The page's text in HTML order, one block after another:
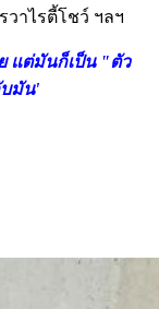
าไรตี้โชว์ ฯลฯ
แต่มันก็เป็น "ตัว
บมัน'